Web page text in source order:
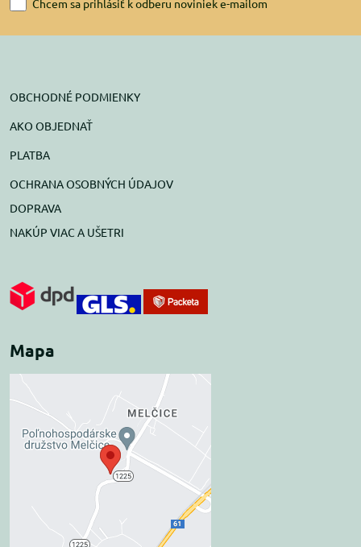
Chcem sa prihlásiť k odberu noviniek e-mailom
OBCHODNÉ PODMIENKY
AKO OBJEDNAŤ
PLATBA
OCHRANA OSOBNÝCH ÚDAJOV
DOPRAVA
NAKÚP VIAC A UŠETRI
Mapa
Externý obsah je
blokovaný Voľbami
súkromia
Prajete si načítať externý obsah?
Povoliť tentokrát